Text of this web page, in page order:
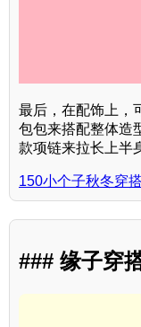
最后，在配饰上，
包包来搭配整体造
款项链来拉长上半
150小个子秋冬穿搭
### 缘子穿